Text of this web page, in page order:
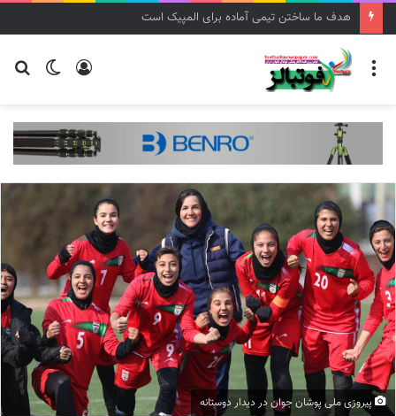
هدف ما ساختن تیمی آماده برای المپیک است
تغییر
ورود منو
پیروزی ملی پوشان جوان در دیدار دوستانه